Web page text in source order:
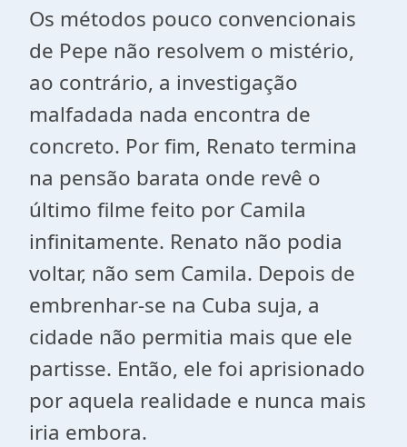
Os métodos pouco convencionais
de Pepe não resolvem o mistério,
ao contrário, a investigação
malfadada nada encontra de
concreto. Por fim, Renato termina
na pensão barata onde revê o
último filme feito por Camila
infinitamente. Renato não podia
voltar, não sem Camila. Depois de
embrenhar-se na Cuba suja, a
cidade não permitia mais que ele
partisse. Então, ele foi aprisionado
por aquela realidade e nunca mais
iria embora.